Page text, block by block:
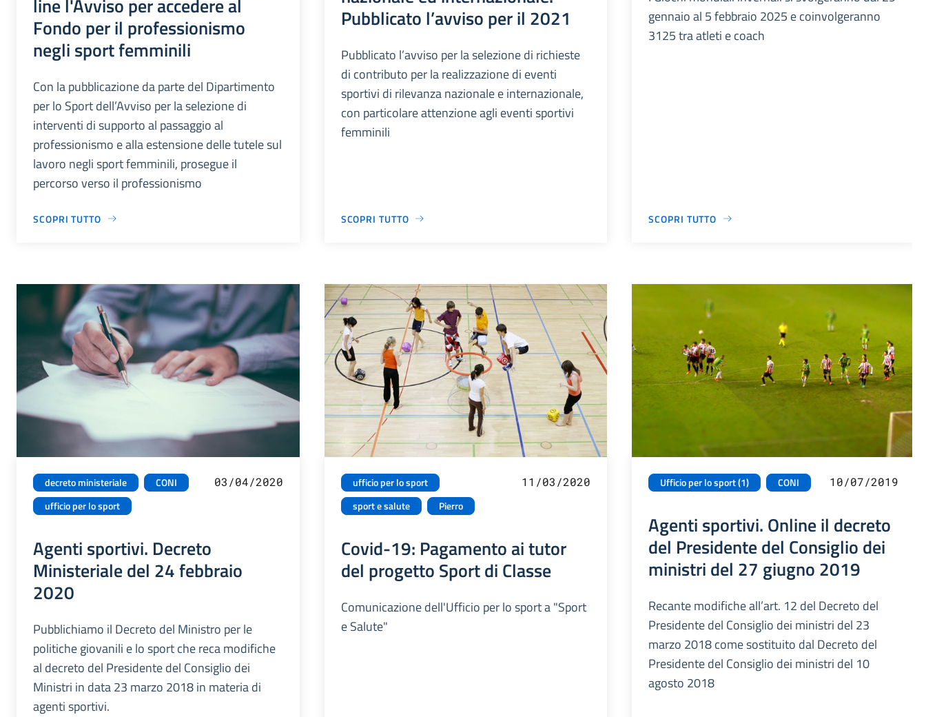
Fondo per il professionismo
negli sport femminili
Con la pubblicazione da parte del Dipartimento
per lo Sport dell’Avviso per la selezione di
interventi di supporto al passaggio al
professionismo e alla estensione delle tutele sul
lavoro negli sport femminili, prosegue il
percorso verso il professionismo
SCOPRI TUTTO
Pubblicato l’avviso per il 2021
Pubblicato l’avviso per la selezione di richieste
di contributo per la realizzazione di eventi
sportivi di rilevanza nazionale e internazionale,
con particolare attenzione agli eventi sportivi
femminili
SCOPRI TUTTO
gennaio al 5 febbraio 2025 e coinvolgeranno
3125 tra atleti e coach
SCOPRI TUTTO
decreto ministeriale
CONI
ufficio per lo sport
03/04/2020
Agenti sportivi. Decreto
Ministeriale del 24 febbraio
2020
Pubblichiamo il Decreto del Ministro per le
politiche giovanili e lo sport che reca modifiche
al decreto del Presidente del Consiglio dei
Ministri in data 23 marzo 2018 in materia di
agenti sportivi.
ufficio per lo sport
sport e salute
Pierro
11/03/2020
Covid-19: Pagamento ai tutor
del progetto Sport di Classe
Comunicazione dell'Ufficio per lo sport a "Sport
e Salute"
Ufficio per lo sport (1) CONI 10/07/2019
Agenti sportivi. Online il decreto
del Presidente del Consiglio dei
ministri del 27 giugno 2019
Recante modifiche all’art. 12 del Decreto del
Presidente del Consiglio dei ministri del 23
marzo 2018 come sostituito dal Decreto del
Presidente del Consiglio dei ministri del 10
agosto 2018